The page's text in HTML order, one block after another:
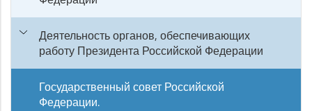
Деятельность органов, обеспечивающих
работу Президента Российской Федерации
Государственный совет Российской
Федерации.